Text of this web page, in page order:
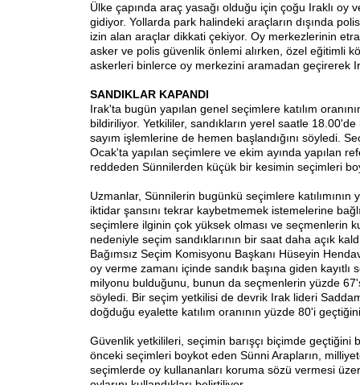
Ülke çapında araç yasağı olduğu için çoğu Iraklı oy
gidiyor. Yollarda park halindeki araçların dışında
izin alan araçlar dikkati çekiyor. Oy merkezlerinin
asker ve polis güvenlik önlemi alırken, özel eğitimli
askerleri binlerce oy merkezini aramadan geçirerek
SANDIKLAR KAPANDI
Irak'ta bugün yapılan genel seçimlere katılım
bildiriliyor. Yetkililer, sandıkların yerel saatle 18.00'de
sayım işlemlerine de hemen başlandığını söyledi.
Ocak'ta yapılan seçimlere ve ekim ayında yapılan
reddeden Sünnilerden küçük bir kesimin seçimleri
Uzmanlar, Sünnilerin bugünkü seçimlere katılımının
iktidar şansını tekrar kaybetmemek istemelerine
seçimlere ilginin çok yüksek olması ve seçmenlerin
nedeniyle seçim sandıklarının bir saat daha açık
Bağımsız Seçim Komisyonu Başkanı Hüseyin
oy verme zamanı içinde sandık başına giden kayıtlı
milyonu bulduğunu, bunun da seçmenlerin yüzde
söyledi. Bir seçim yetkilisi de devrik Irak lideri
doğduğu eyalette katılım oranının yüzde 80'i
Güvenlik yetkilileri, seçimin barışçı biçimde geçtiğini
önceki seçimleri boykot eden Sünni Arapların,
seçimlerde oy kullananları koruma sözü vermesi